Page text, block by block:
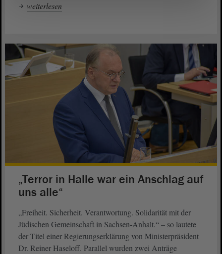
weiterlesen
„Terror in Halle war ein Anschlag auf
uns alle“
„Freiheit. Sicherheit. Verantwortung. Solidarität mit der
Jüdischen Gemeinschaft in Sachsen-Anhalt.“ – so lautete
der Titel einer Regierungserklärung von Ministerpräsident
Dr. Reiner Haseloff. Parallel wurden zwei Anträge